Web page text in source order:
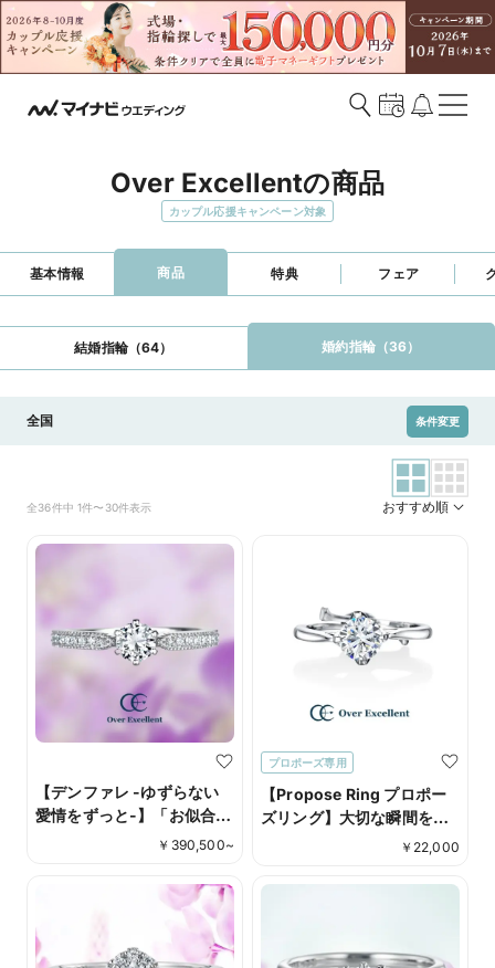
Over Excellentの商品
カップル応援キャンペーン対象
基本情報 商品 特典 フェア
結婚指輪（64） 婚約指輪（36）
全国 条件変更
全36件中 1件〜30件表示 おすすめ順
【デンファレ -ゆずらない
愛情をずっと-】「お似合い
のふたり」という花言葉。
￥ 390,500~
プロポーズ専用
【Propose Ring プロポー
ズリング】大切な瞬間を彩
るシンプルで洗練されたプ
タイルにも馴染むシンプル
い一品。
￥ 22,000